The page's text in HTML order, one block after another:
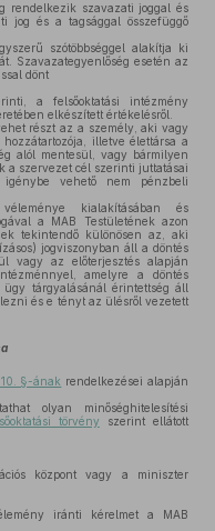
rendelkezik szavazati joggal és
jog és a tagsággal összefüggő
szótöbbséggel alakítja ki
Szavazategyenlőség esetén az
dönt
a felsőoktatási intézmény
elkészített értékelésről.
részt az a személy, aki vagy
illetve élettársa a
alól mentesül, vagy bármilyen
a szervezet cél szerinti juttatásai
vehető nem pénzbeli
kialakításában és
a MAB Testületének azon
tekintendő különösen az, aki
jogviszonyban áll a döntés
vagy az előterjesztés alapján
amelyre a döntés
tárgyalásánál érintettség áll
és e tényt az ülésről vezetett
§-ának rendelkezései alapján
olyan minőséghitelesítési
törvény szerint ellátott
központ vagy a miniszter
iránti kérelmet a MAB